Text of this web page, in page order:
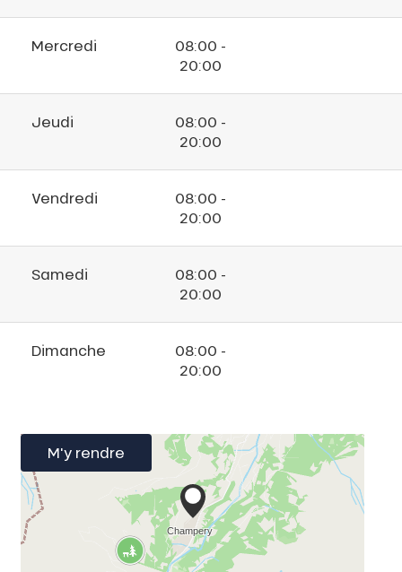
Mercredi
08:00 -
20:00
Jeudi
08:00 -
20:00
Vendredi
08:00 -
20:00
Samedi
08:00 -
20:00
Dimanche
08:00 -
20:00
M'y rendre